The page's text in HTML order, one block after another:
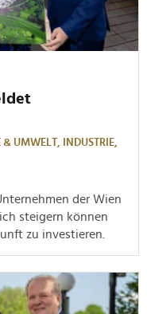
& UMWELT,
INDUSTRIE,
der Wien
steigern können
zu investieren.